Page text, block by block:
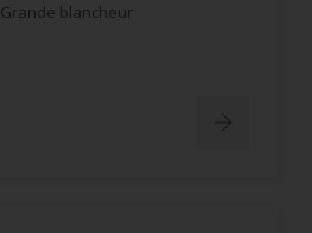
Grande blancheur